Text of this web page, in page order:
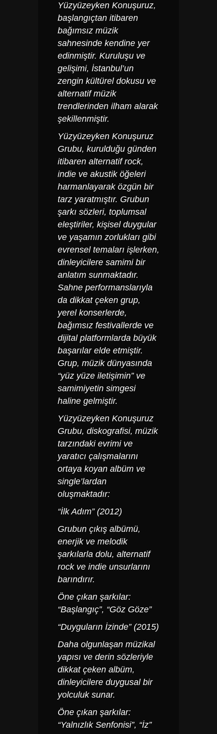
Yüzyüzeyken Konuşuruz,
başlangıçtan itibaren
bağımsız müzik
sahnesinde kendine yer
edinmiştir. Kuruluşu ve
gelişimi, İstanbul’un
zengin kültürel dokusu ve
alternatif müzik
trendlerinden ilham alarak
şekillenmiştir.
Yüzyüzeyken Konuşuruz
Grubu, kurulduğu günden
itibaren alternatif rock,
indie ve akustik öğeleri
harmanlayarak özgün bir
tarz yaratmıştır. Grubun
şarkı sözleri, toplumsal
eleştiriler, kişisel duygular
ve yaşamın zorlukları gibi
evrensel temaları işlerken,
dinleyicilere samimi bir
anlatım sunmaktadır.
Sahne performanslarıyla
da dikkat çeken grup,
yerel konserlerde,
bağımsız festivallerde ve
dijital platformlarda büyük
başarılar elde etmiştir.
Grup, müzik dünyasında
“yüz yüze iletişimin” ve
samimiyetin simgesi
haline gelmiştir.
Yüzyüzeyken Konuşuruz
Grubu, diskografisi, müzik
tarzındaki evrimi ve
yaratıcı çalışmalarını
ortaya koyan albüm ve
single’lardan
oluşmaktadır:
“İlk Adım” (2012)
Grubun çıkış albümü,
enerjik ve melodik
şarkılarla dolu, alternatif
rock ve indie unsurlarını
barındırır.
Öne çıkan şarkılar:
“Başlangıç”, “Göz Göze”
“Duyguların İzinde” (2015)
Daha olgunlaşan müzikal
yapısı ve derin sözleriyle
dikkat çeken albüm,
dinleyicilere duygusal bir
yolculuk sunar.
Öne çıkan şarkılar:
“Yalnızlık Senfonisi”, “İz”